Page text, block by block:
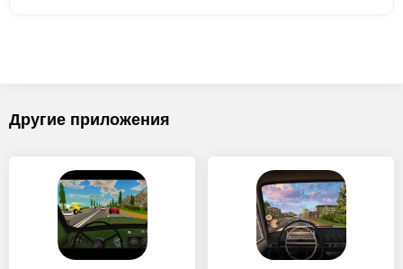
Другие приложения